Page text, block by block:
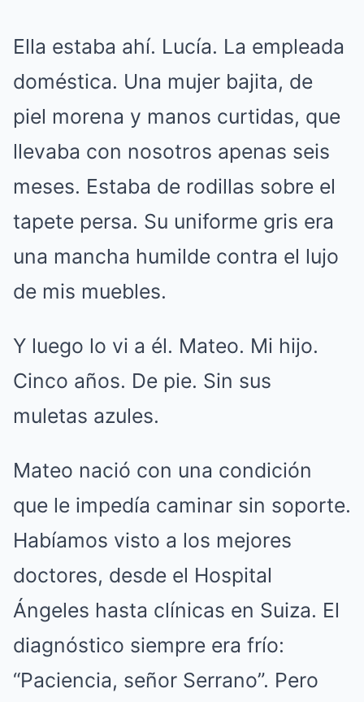
Ella estaba ahí. Lucía. La empleada
doméstica. Una mujer bajita, de
piel morena y manos curtidas, que
llevaba con nosotros apenas seis
meses. Estaba de rodillas sobre el
tapete persa. Su uniforme gris era
una mancha humilde contra el lujo
de mis muebles.
Y luego lo vi a él. Mateo. Mi hijo.
Cinco años. De pie. Sin sus
muletas azules.
Mateo nació con una condición
que le impedía caminar sin soporte.
Habíamos visto a los mejores
doctores, desde el Hospital
Ángeles hasta clínicas en Suiza. El
diagnóstico siempre era frío:
“Paciencia, señor Serrano”. Pero